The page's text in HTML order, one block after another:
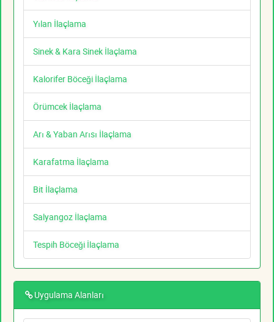
Yılan İlaçlama
Sinek & Kara Sinek İlaçlama
Kalorifer Böceği İlaçlama
Örümcek İlaçlama
Arı & Yaban Arısı İlaçlama
Karafatma İlaçlama
Bit İlaçlama
Salyangoz İlaçlama
Tespih Böceği İlaçlama
Uygulama Alanları